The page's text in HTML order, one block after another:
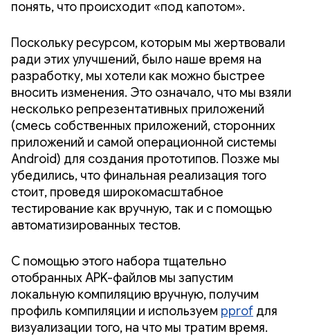
понять, что происходит «под капотом».
Поскольку ресурсом, которым мы жертвовали
ради этих улучшений, было наше время на
разработку, мы хотели как можно быстрее
вносить изменения. Это означало, что мы взяли
несколько репрезентативных приложений
(смесь собственных приложений, сторонних
приложений и самой операционной системы
Android) для создания прототипов. Позже мы
убедились, что финальная реализация того
стоит, проведя широкомасштабное
тестирование как вручную, так и с помощью
автоматизированных тестов.
С помощью этого набора тщательно
отобранных APK-файлов мы запустим
локальную компиляцию вручную, получим
профиль компиляции и используем pprof для
визуализации того, на что мы тратим время.